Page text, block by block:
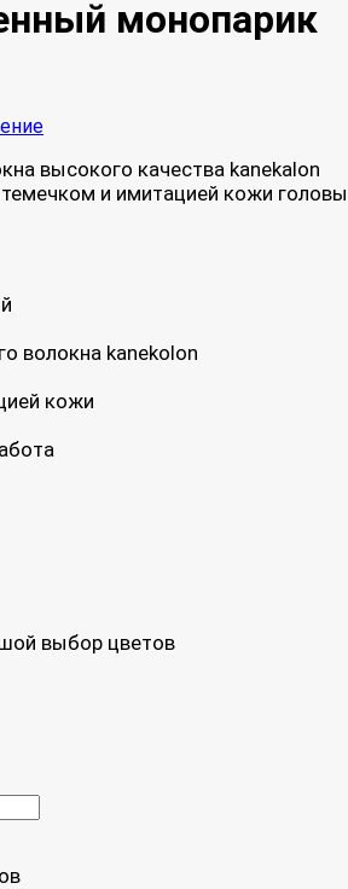
монопарик
высокого качества kanekalon
и имитацией кожи
волокна kanekolon
кожи
выбор цветов